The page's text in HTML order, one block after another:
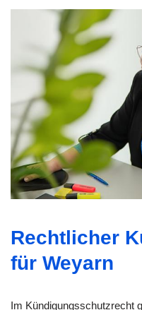
Rechtlicher
für Weyarn
Im Kündigungsschutzrecht